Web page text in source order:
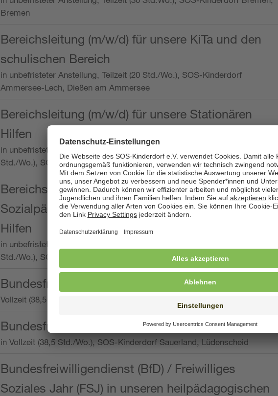
Bremen
Bereichsleitung (m/w/d) für unsere KiTa und den
schulischen Bereich
in unbefristeter Anstellung, Teilzeit (20 Std./Wo.), SOS-Kinderdorf
Ammersee-Lech, Dießen am Ammersee
Bereichsleitung (m/w/d) für unsere Stationären
Hilfen
in unbefristeter Anstellung, Vollzeit oder Teilzeit (mind. 30 - max. 38,5
Std./Wo.), SOS-Kinderdorf Worpswede,
Bereichsleitung mit der Qualifikation als
Sozialpädagogin (m/w/d) und die Ambulanten
Hilfen
in unbefristeter Anstellung, Vollzeit oder Teilzeit (min. 34 bis max. 38,5
Std./Wo.), SOS-Kinderdorf Oberpfalz, Immenreuth
Bundesfreiwilligendienst
Vollzeit (38,5 Stunden pro Woche), SOS-Kinderdorf Düsseldorf
Bundesfreiwilligendienst
in Vollzeit (38,5 Std./Wo.), SOS-Kinderdorf Sauerland, Lüdenscheid
Bundesfreiwilligendienst (BfD) / Freiwilliges
Soziales Jahr (FSJ) in unseren heilpädagogischen